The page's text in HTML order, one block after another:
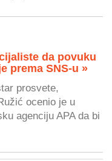
da povuku
prema SNS-u »
prosvete,
ocenio je u
agenciju APA da bi